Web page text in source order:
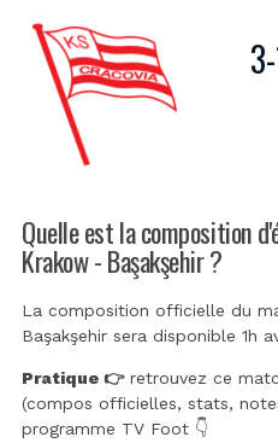
3-
Quelle est la composition
Krakow - Başakşehir ?
La composition officielle du
Başakşehir sera disponible 1h
Pratique 👉retrouvez ce
(compos officielles, stats,
programme TV Foot 👇